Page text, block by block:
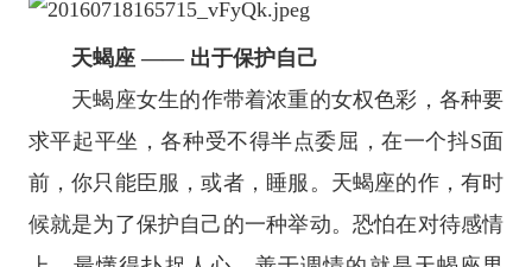
天蝎座—— 出于保护自己
天蝎座女生的作带着浓重的女权色彩，各种要
求平起平坐，各种受不得半点委屈，在一个抖S面
前，你只能臣服，或者，睡服。天蝎座的作，有时
候就是为了保护自己的一种举动。恐怕在对待感情